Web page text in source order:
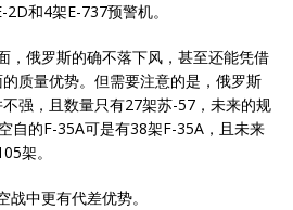
和4架E-737预警机。
，俄罗斯的确不落下风，甚至还能凭借
质量优势。但需要注意的是，俄罗斯
强，且数量只有27架苏-57，未来的规
自的F-35A可是有38架F-35A，且未来
架。
中更有代差优势。